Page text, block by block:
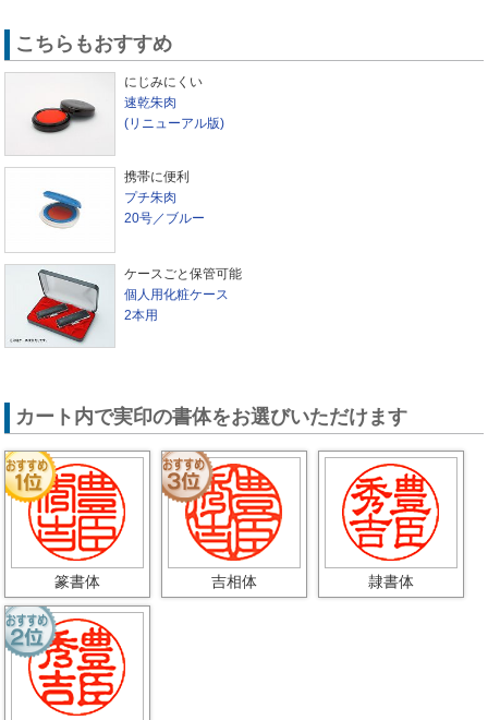
こちらもおすすめ
にじみにくい
速乾朱肉
(リニューアル版)
携帯に便利
プチ朱肉
20号／ブルー
ケースごと保管可能
個人用化粧ケース
2本用
カート内で実印の書体をお選びいただけます
篆書体 吉相体 隷書体